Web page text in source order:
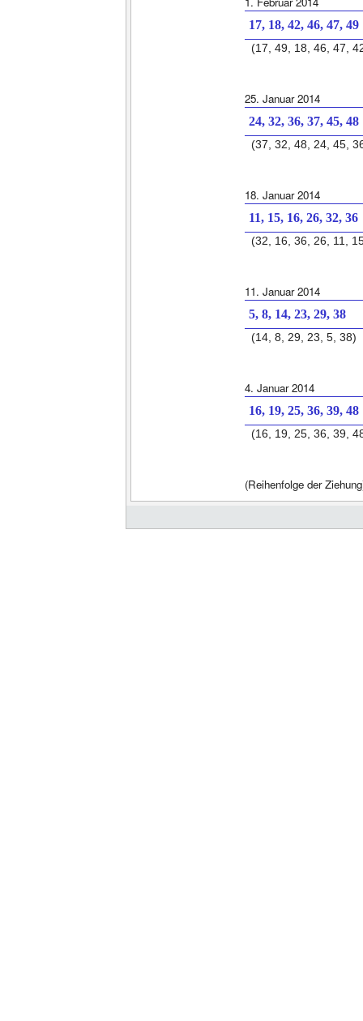
17, 18, 42, 46, 47, 49
(17, 49, 18, 46, 47,
25. Januar 2014
24, 32, 36, 37, 45, 48
(37, 32, 48, 24, 45,
18. Januar 2014
11, 15, 16, 26, 32, 36
(32, 16, 36, 26, 11,
11. Januar 2014
5, 8, 14, 23, 29, 38
(14, 8, 29, 23, 5, 38)
4. Januar 2014
16, 19, 25, 36, 39, 48
(16, 19, 25, 36, 39,
(Reihenfolge der